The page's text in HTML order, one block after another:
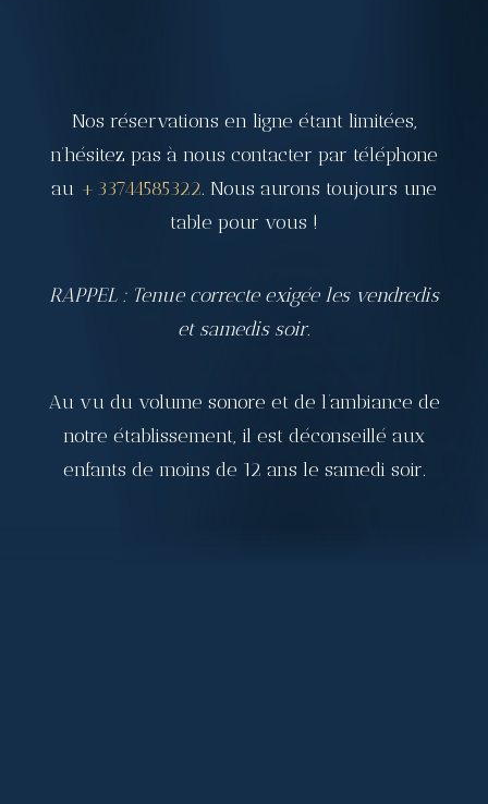
Nos réservations en ligne étant limitées,
n’hésitez pas à nous contacter par téléphone
au +33744585322. Nous aurons toujours une
table pour vous !
RAPPEL : Tenue correcte exigée les vendredis
et samedis soir.
Au vu du volume sonore et de l’ambiance de
notre établissement, il est déconseillé aux
enfants de moins de 12 ans le samedi soir.